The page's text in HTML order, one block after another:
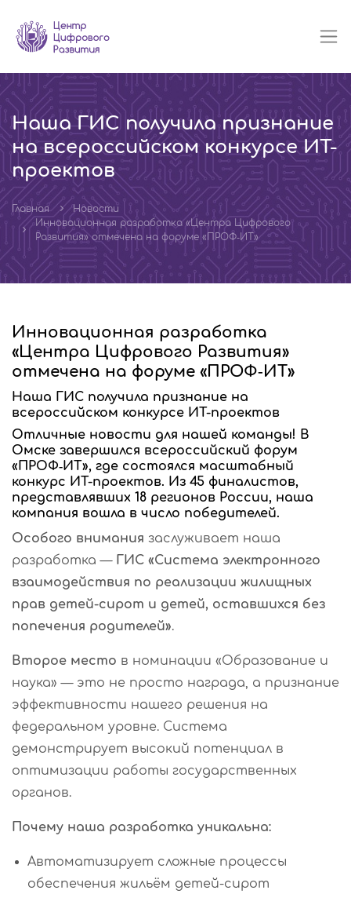
Наша ГИС получила признание
на всероссийском конкурсе ИТ-
проектов
Главная
Новости
Инновационная разработка «Центра Цифрового
Развития» отмечена на форуме «ПРОФ‑ИТ»
Инновационная разработка
«Центра Цифрового Развития»
отмечена на форуме «ПРОФ‑ИТ»
Наша ГИС получила признание на
всероссийском конкурсе ИТ-проектов
Отличные новости для нашей команды! В
Омске завершился всероссийский форум
«ПРОФ‑ИТ», где состоялся масштабный
конкурс ИТ-проектов. Из 45 финалистов,
представлявших 18 регионов России, наша
компания вошла в число победителей.
Особого внимания заслуживает наша
разработка — ГИС «Система электронного
взаимодействия по реализации жилищных
прав детей-сирот и детей, оставшихся без
попечения родителей».
Второе место в номинации «Образование и
наука» — это не просто награда, а признание
эффективности нашего решения на
федеральном уровне. Система
демонстрирует высокий потенциал в
оптимизации работы государственных
органов.
Почему наша разработка уникальна:
Автоматизирует сложные процессы
обеспечения жильём детей-сирот